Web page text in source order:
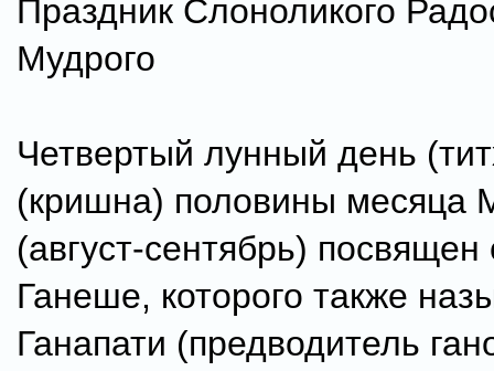
Праздник Слоноликого
Мудрого
Четвертый лунный день
(кришна) половины месяца
(август-сентябрь)
Ганеше, которого также
Ганапати (предводитель